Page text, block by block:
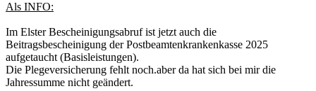
Als INFO:
Im Elster Bescheinigungsabruf ist jetzt auch die
Beitragsbescheinigung der Postbeamtenkrankenkasse 2025
aufgetaucht (Basisleistungen).
Die Plegeversicherung fehlt noch.aber da hat sich bei mir die
Jahressumme nicht geändert.